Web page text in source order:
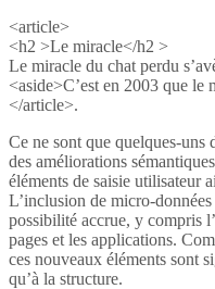
<article>
<h2 >Le miracle</h2 >
Le miracle du chat perdu
<aside>C’est en 2003 que
</article>.
Ce ne sont que quelques-uns
des améliorations
éléments de saisie utilisateur
L’inclusion de micro-
possibilité accrue, y compris
pages et les applications.
ces nouveaux éléments sont
qu’à la structure.